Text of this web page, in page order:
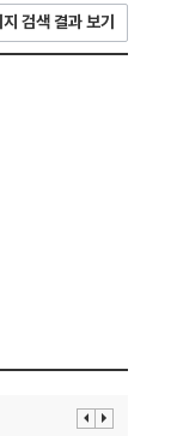
검색 결과 보기
이 다